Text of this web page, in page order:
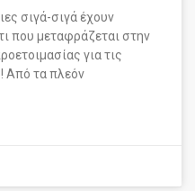
σιγά-σιγά έχουν
που μεταφράζεται στην
για τις
Από τα πλεόν